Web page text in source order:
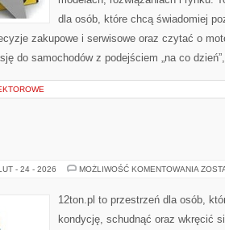
dla osób, które chcą świadomiej
zakupowe i serwisowe oraz czytać o
do samochodów z podejściem „na co
- 24 - 2026 MOŻLIWOŚĆ KOMENTOWANIA
12ton.pl to przestrzeń dla osób,
kondycję, schudnąć oraz wkręcić